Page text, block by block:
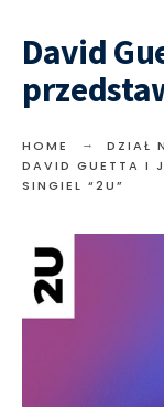
David
HOME DZIAŁ
DAVID GUETTA I
SINGIEL “2U”